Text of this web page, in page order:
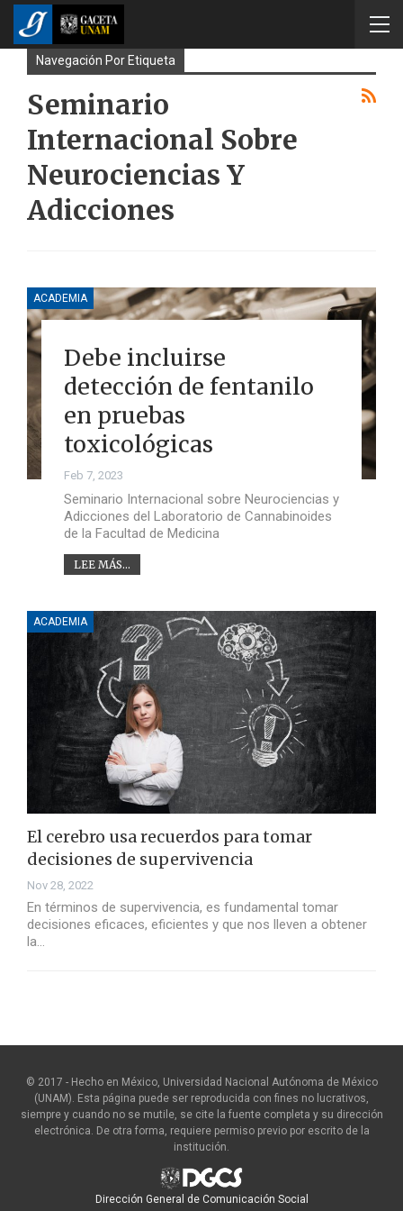
Navegación Por Etiqueta
Seminario
Internacional Sobre
Neurociencias Y
Adicciones
ACADEMIA
Debe incluirse
detección de fentanilo
en pruebas
toxicológicas
Feb 7, 2023
Seminario Internacional sobre Neurociencias y
Adicciones del Laboratorio de Cannabinoides
de la Facultad de Medicina
LEE MÁS...
ACADEMIA
El cerebro usa recuerdos para tomar
decisiones de supervivencia
Nov 28, 2022
En términos de supervivencia, es fundamental tomar
decisiones eficaces, eficientes y que nos lleven a obtener
la…
© 2017 - Hecho en México, Universidad Nacional Autónoma de México
(UNAM). Esta página puede ser reproducida con fines no lucrativos,
siempre y cuando no se mutile, se cite la fuente completa y su dirección
electrónica. De otra forma, requiere permiso previo por escrito de la
institución.
Dirección General de Comunicación Social